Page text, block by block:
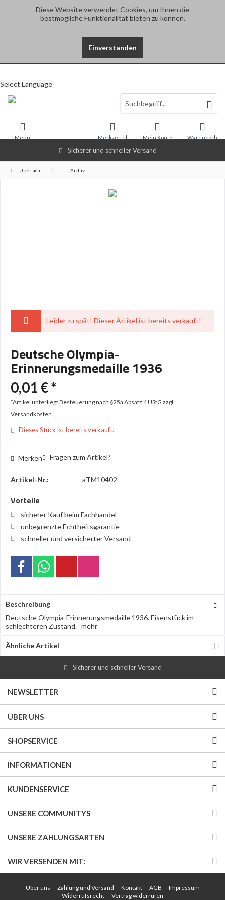
Diese Website verwendet Cookies, um Ihnen die
bestmögliche Funktionalität bieten zu können.
Einverstanden
Sicherer und schneller Versand
Select Language
Warenkorb
Merkzettel Mein Konto
Menü
Übersicht Archiv
Leider zu spät! Dieser Artikel ist bereits verkauft!
Deutsche Olympia-
Erinnerungsmedaille 1936
0,01 € *
*Artikel unterliegt Besteuerung nach §25a Absatz 4 UStG zzgl.
Versandkosten
Dieses Stück ist bereits verkauft.
Merken Fragen zum Artikel?
Artikel-Nr.: aTM10402
Vorteile
sicherer Kauf beim Fachhandel
unbegrenzte Echtheitsgarantie
schneller und versicherter Versand
Beschreibung
Deutsche Olympia-Erinnerungsmedaille 1936. Eisenstück im
schlechteren Zustand. mehr
Ähnliche Artikel
Sicherer und schneller Versand
NEWSLETTER
ÜBER UNS
SHOPSERVICE
INFORMATIONEN
KUNDENSERVICE
UNSERE COMMUNITYS
UNSERE ZAHLUNGSARTEN
WIR VERSENDEN MIT:
Über uns Zahlung und Versand Kontakt AGB
Impressum
Widerrufsrecht
Vertrag widerrufen